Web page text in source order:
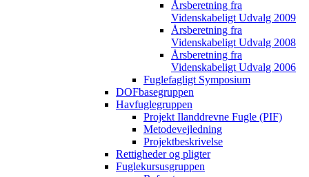
Årsberetning fra
Videnskabeligt Udvalg 2009
Årsberetning fra
Videnskabeligt Udvalg 2008
Årsberetning fra
Videnskabeligt Udvalg 2006
Fuglefagligt Symposium
DOFbasegruppen
Havfuglegruppen
Projekt Ilanddrevne Fugle (PIF)
Metodevejledning
Projektbeskrivelse
Rettigheder og pligter
Fuglekursusgruppen